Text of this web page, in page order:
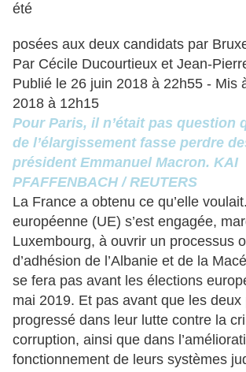
été
posées aux deux candidats par
Par Cécile Ducourtieux et Jean-
Publié le 26 juin 2018 à 22h55 - Mis
2018 à 12h15
Pour Paris, il n’était pas question
de l’élargissement fasse perdre
président Emmanuel Macron. KAI
PFAFFENBACH / REUTERS
La France a obtenu ce qu’elle
européenne (UE) s’est engagée,
Luxembourg, à ouvrir un processus
d’adhésion de l’Albanie et de la
se fera pas avant les élections
mai 2019. Et pas avant que les deux
progressé dans leur lutte contre la
corruption, ainsi que dans
fonctionnement de leurs systèmes